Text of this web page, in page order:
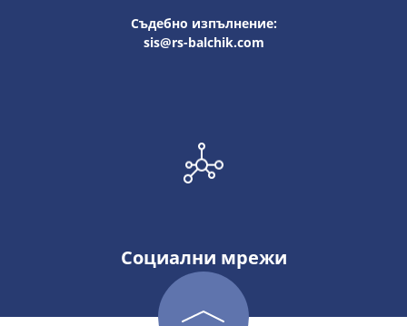
Съдебно изпълнение:
sis@rs-balchik.com
Социални мрежи